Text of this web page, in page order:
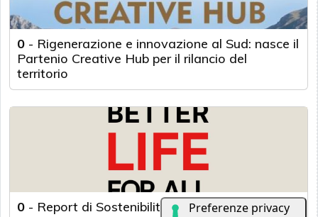
0 - Rigenerazione e innovazione al Sud: nasce il
Partenio Creative Hub per il rilancio del
territorio
0 - Report di Sostenibilità 2025–2026 di LG: